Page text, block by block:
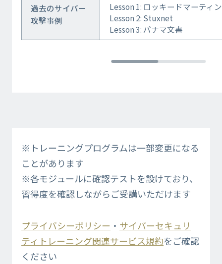
過去のサイバー
攻撃事例
Lesson 1: ロッキードマーティン
Lesson 2: Stuxnet
Lesson 3: パナマ文書
※トレーニングプログラムは一部変更になる
ことがあります
※各モジュールに確認テストを設けており、
習得度を確認しながらご受講いただけます
プライバシーポリシー ・ サイバーセキュリ
ティトレーニング関連サービス規約をご確認
ください